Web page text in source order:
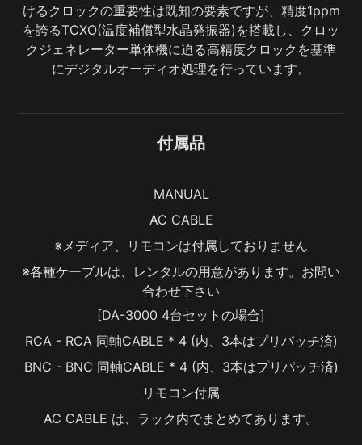
けるクロックの重要性は既知の要素ですが、精度1ppm
を誇るTCXO(温度補償型水晶発振器)を搭載し、クロッ
クジェネレーター単体機に迫る高精度クロックを基準
にデジタルオーディオ処理を行っています。
付属品
MANUAL
AC CABLE
※メディア、リモコンは付属しておりません
※各種ケーブルは、レンタルの用意があります。お問い
合わせ下さい
[DA-3000 4台セットの場合]
RCA - RCA 同軸CABLE * 4 (内、3本はプリパッチ済)
BNC - BNC 同軸CABLE * 4 (内、3本はプリパッチ済)
リモコン付属
AC CABLE は、ラック内でまとめてあります。